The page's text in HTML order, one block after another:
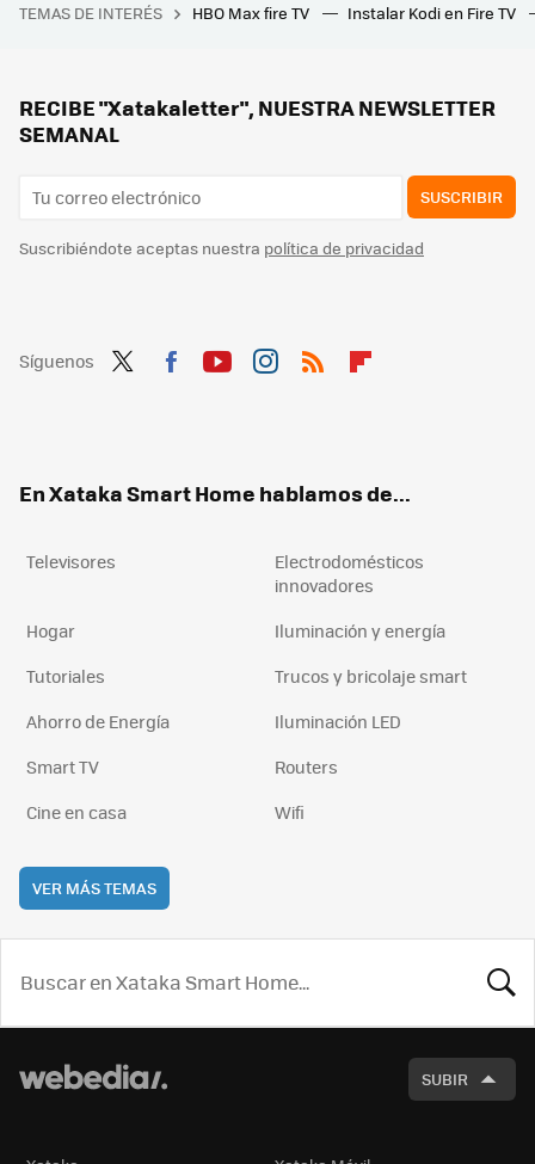
Es oficial: el SEPE cambia las reglas para pedir el paro o subsidio por desempleo de forma telemática
TEMAS DE INTERÉS HBO Max fire TV Instalar Kodi en Fire TV
RECIBE "Xatakaletter", NUESTRA NEWSLETTER
SEMANAL
SUSCRIBIR
Suscribiéndote aceptas nuestra política de privacidad
Síguenos
En Xataka Smart Home hablamos de...
Televisores
Electrodomésticos
innovadores
Hogar
Iluminación y energía
Tutoriales
Trucos y bricolaje smart
Ahorro de Energía
Iluminación LED
Smart TV
Routers
Cine en casa
Wifi
VER MÁS TEMAS
SUBIR